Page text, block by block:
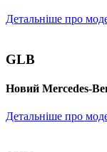
Детальніше про
GLB
Новий Mercedes-
Детальніше про